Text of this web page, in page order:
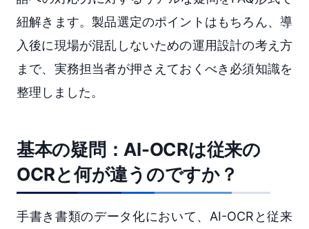
紐解きます。製品選定のポイントはもちろん、導
入後に現場が混乱しないための運用設計の考え方
まで、実務担当者が押さえておくべき必須知識を
整理しました。
基本の疑問：AI-OCRは従来の
OCRと何が違うのですか？
手書き書類のデータ化において、AI-OCRと従来